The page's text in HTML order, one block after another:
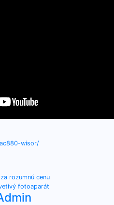
wisor/
rozumnú cenu
fotoaparát